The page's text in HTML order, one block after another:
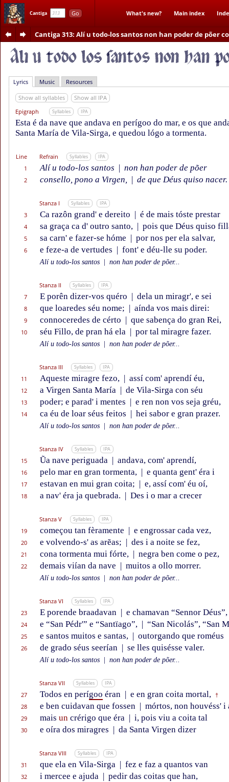
Cantiga Go What's new? Main index
Cantiga 313: Alí u todo-los santos non han poder de põer
Lyrics Music Resources
Show all syllables
Show all IPA
Epigraph
Syllables IPA
Esta é da nave que andava en perígoo do mar, e os que
Santa María de Vila-Sirga, e quedou lógo a tormenta.
Line Refrain Syllables IPA
1 Alí u todo-los santos | non han poder de põer
2 consello, pono a Virgen, | de que Déus quiso nacer.
Stanza I Syllables IPA
3 Ca razôn grand' e dereito | é de mais tóste prestar
4 sa graça ca d' outro santo, | pois que Déus quiso
5 sa carn' e fazer-se hóme | por nos per ela salvar,
6 e feze-a de vertudes | font' e déu-lle su poder.
Alí u todo-los santos non han poder de põer...
Stanza II Syllables IPA
7 E porên dizer-vos quéro | dela un miragr', e sei
8 que loaredes séu nome; | aínda vos mais direi:
9 connoceredes de cérto | que sabença do gran Rei,
10 séu Fillo, de pran há ela | por tal miragre fazer.
Alí u todo-los santos non han poder de põer...
Stanza III Syllables IPA
11 Aqueste miragre fezo, | assí com' aprendí éu,
12 a Virgen Santa María | de Vila-Sirga con séu
13 poder; e parad' i mentes | e ren non vos seja gréu,
14 ca éu de loar séus feitos | hei sabor e gran prazer.
Alí u todo-los santos non han poder de põer...
Stanza IV Syllables IPA
15 Ũa nave periguada | andava, com' aprendí,
16 pelo mar en gran tormenta, | e quanta gent' éra i
17 estavan en mui gran coita; | e, assí com' éu oí,
18 a nav' éra ja quebrada. | Des i o mar a crecer
Stanza V Syllables IPA
19 começou tan fèramente | e engrossar cada vez,
20 e volvendo-s' as arẽas; | des i a noite se fez,
21 cona tormenta mui fórte, | negra ben come o pez,
22 demais viían da nave | muitos a ollo morrer.
Alí u todo-los santos non han poder de põer...
Stanza VI Syllables IPA
23 E porende braadavan | e chamavan “Sennor Déus”,
24 e “San Pédr'” e “Santïago”, | “San Nicolás”, “San
25 e santos muitos e santas, | outorgando que roméus
26 de grado séus seerían | se lles quisésse valer.
Alí u todo-los santos non han poder de põer...
Stanza VII Syllables IPA
27 Todos en perígoo éran | e en gran coita mortal, †
28 e ben cuidavan que fossen | mórtos, non houvéss' i
29 mais un crérigo que éra | i, pois viu a coita tal
30 e oíra dos miragres | da Santa Virgen dizer
Stanza VIII Syllables IPA
31 que ela en Vila-Sirga | fez e faz a quantos van
32 i mercee e ajuda | pedir das coitas que han,